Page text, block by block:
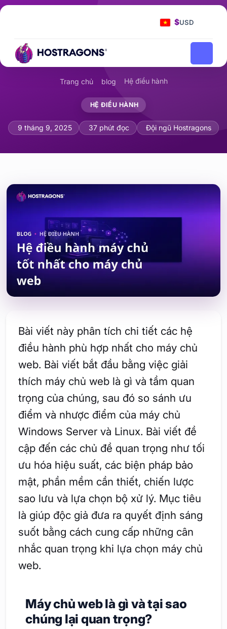
$USD
Trang chủ blog Hệ điều hành
HỆ ĐIỀU HÀNH
Hệ điều hành máy chủ tốt nhất cho
9 tháng 9, 2025 37 phút đọc Đội ngũ Hostragons
Bài viết này phân tích chi tiết các hệ
điều hành phù hợp nhất cho máy chủ
web. Bài viết bắt đầu bằng việc giải
thích máy chủ web là gì và tầm quan
trọng của chúng, sau đó so sánh ưu
điểm và nhược điểm của máy chủ
Windows Server và Linux. Bài viết đề
cập đến các chủ đề quan trọng như tối
ưu hóa hiệu suất, các biện pháp bảo
mật, phần mềm cần thiết, chiến lược
sao lưu và lựa chọn bộ xử lý. Mục tiêu
là giúp độc giả đưa ra quyết định sáng
suốt bằng cách cung cấp những cân
nhắc quan trọng khi lựa chọn máy chủ
web.
Máy chủ web là gì và tại sao
chúng lại quan trọng?